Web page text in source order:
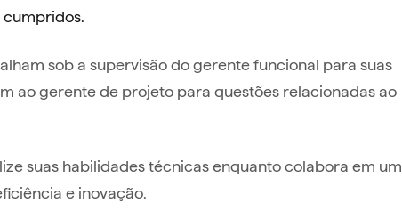
sob a supervisão do gerente funcional para suas
ao gerente de projeto para questões relacionadas ao
suas habilidades técnicas enquanto colabora em um
e inovação.